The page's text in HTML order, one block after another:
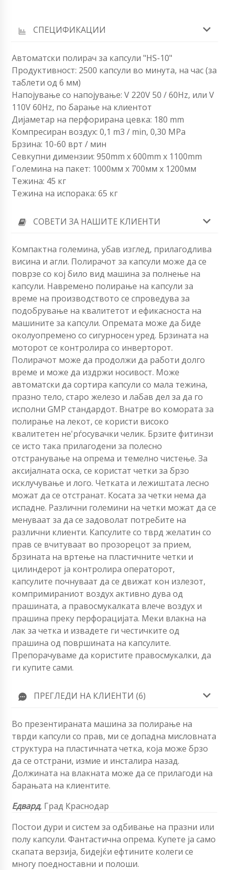
СПЕЦИФИКАЦИИ
Автоматски полирач за капсули "HS-10"
Продуктивност: 2500 капсули во минута, на час (за
таблети од 6 мм)
Напојување со напојување: V 220V 50 / 60Hz, или V
110V 60Hz, по барање на клиентот
Дијаметар на перфорирана цевка: 180 mm
Компресиран воздух: 0,1 m3 / min, 0,30 MPa
Брзина: 10-60 врт / мин
Севкупни димензии: 950mm x 600mm x 1100mm
Големина на пакет: 1000мм x 700мм x 1200мм
Тежина: 45 кг
Тежина на испорака: 65 кг
СОВЕТИ ЗА НАШИТЕ КЛИЕНТИ
Компактна големина, убав изглед, прилагодлива
висина и агли. Полирачот за капсули може да се
поврзе со кој било вид машина за полнење на
капсули. Навремено полирање на капсули за
време на производството се спроведува за
подобрување на квалитетот и ефикасноста на
машините за капсули. Опремата може да биде
околуопремено со сигурносен уред. Брзината на
моторот се контролира со инверторот.
Полирачот може да продолжи да работи долго
време и може да издржи носивост. Може
автоматски да сортира капсули со мала тежина,
празно тело, старо железо и лабав дел за да го
исполни GMP стандардот. Внатре во комората за
полирање на лекот, се користи високо
квалитетен не'рѓосувачки челик. Брзите фитинзи
се исто така прилагодени за полесно
отстранување на опрема и темелно чистење. За
аксијалната оска, се користат четки за брзо
исклучување и лого. Четката и лежиштата лесно
можат да се отстранат. Косата за четки нема да
испадне. Различни големини на четки можат да се
менуваат за да се задоволат потребите на
различни клиенти. Капсулите со тврд желатин со
прав се вчитуваат во прозорецот за прием,
брзината на вртење на пластичните четки и
цилиндерот ја контролира операторот,
капсулите почнуваат да се движат кон излезот,
компримираниот воздух активно дува од
прашината, а правосмукалката влече воздух и
прашина преку перфорацијата. Меки влакна на
лак за четка и извадете ги честичките од
прашина од површината на капсулите.
Препорачуваме да користите правосмукалки, да
ги купите сами.
ПРЕГЛЕДИ НА КЛИЕНТИ (6)
Во презентираната машина за полирање на
тврди капсули со прав, ми се допадна мисловната
структура на пластичната четка, која може брзо
да се отстрани, измие и инсталира назад.
Должината на влакната може да се прилагоди на
барањата на клиентите.
Едвард, Град Краснодар
Постои дури и систем за одбивање на празни или
полу капсули. Фантастична опрема. Купете ја само
скапата верзија, бидејќи ефтините колеги се
многу поедноставни и полоши.